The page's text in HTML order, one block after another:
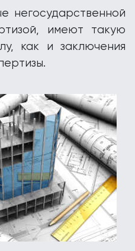
негосударственной
имеют такую
как и заключения